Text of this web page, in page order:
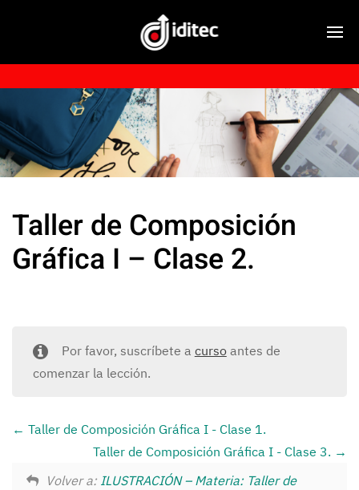
Taller de Composición
Gráfica I – Clase 2.
Por favor, suscríbete a cursoantes de
comenzar la lección.
Taller de Composición Gráfica I - Clase 1.
Taller de Composición Gráfica I - Clase 3.
Volver a: ILUSTRACIÓN – Materia: Taller de